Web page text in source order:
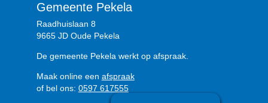
Gemeente Pekela
Raadhuislaan 8
9665 JD Oude Pekela
De gemeente Pekela werkt op afspraak.
Maak online een afspraak
of bel ons: 0597 617555